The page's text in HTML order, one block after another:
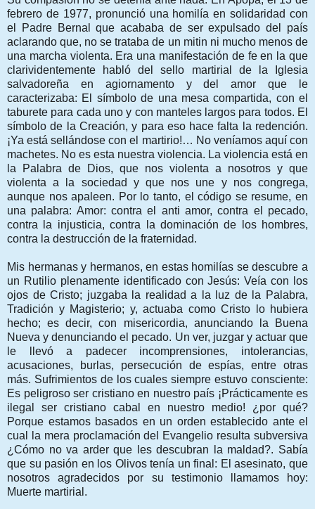
febrero de 1977, pronunció una homilía en solidaridad con
el Padre Bernal que acababa de ser expulsado del país
aclarando que, no se trataba de un mitin ni mucho menos de
una marcha violenta. Era una manifestación de fe en la que
clarividentemente habló del sello martirial de la Iglesia
salvadoreña en agiornamento y del amor que le
caracterizaba: El símbolo de una mesa compartida, con el
taburete para cada uno y con manteles largos para todos. El
símbolo de la Creación, y para eso hace falta la redención.
¡Ya está sellándose con el martirio!… No veníamos aquí con
machetes. No es esta nuestra violencia. La violencia está en
la Palabra de Dios, que nos violenta a nosotros y que
violenta a la sociedad y que nos une y nos congrega,
aunque nos apaleen. Por lo tanto, el código se resume, en
una palabra: Amor: contra el anti amor, contra el pecado,
contra la injusticia, contra la dominación de los hombres,
contra la destrucción de la fraternidad.
Mis hermanas y hermanos, en estas homilías se descubre a
un Rutilio plenamente identificado con Jesús: Veía con los
ojos de Cristo; juzgaba la realidad a la luz de la Palabra,
Tradición y Magisterio; y, actuaba como Cristo lo hubiera
hecho; es decir, con misericordia, anunciando la Buena
Nueva y denunciando el pecado. Un ver, juzgar y actuar que
le llevó a padecer incomprensiones, intolerancias,
acusaciones, burlas, persecución de espías, entre otras
más. Sufrimientos de los cuales siempre estuvo consciente:
Es peligroso ser cristiano en nuestro país ¡Prácticamente es
ilegal ser cristiano cabal en nuestro medio! ¿por qué?
Porque estamos basados en un orden establecido ante el
cual la mera proclamación del Evangelio resulta subversiva
¿Cómo no va arder que les descubran la maldad?. Sabía
que su pasión en los Olivos tenía un final: El asesinato, que
nosotros agradecidos por su testimonio llamamos hoy:
Muerte martirial.